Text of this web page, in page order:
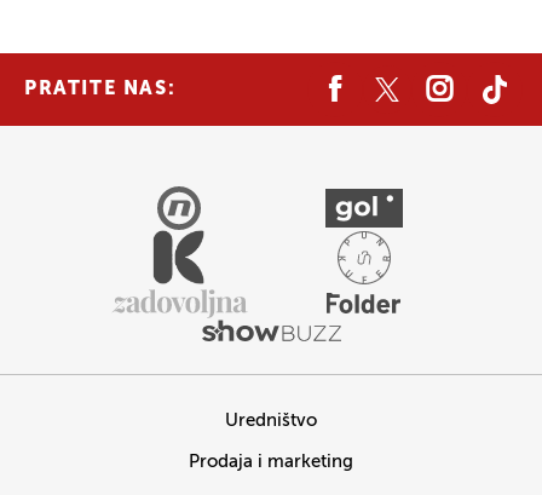
PRATITE NAS:
Uredništvo
Prodaja i marketing